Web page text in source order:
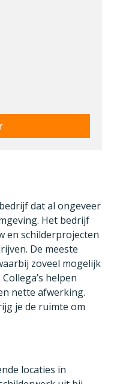
dat al ongeveer
Het bedrijf
en schilderprojecten
De meeste
zoveel mogelijk
helpen
nette afwerking.
je de ruimte om
locaties in